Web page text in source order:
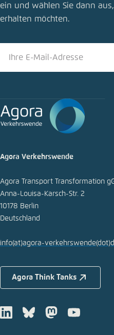
ein und wählen Sie dann
erhalten möchten.
Agora Verkehrswende
Agora Transport Transformation
Anna-Louisa-Karsch-Str. 2
10178 Berlin
Deutschland
info(at)agora-verkehrswende(dot)
Agora Think Tanks
LinkedInBlueskyMastodonYoutube